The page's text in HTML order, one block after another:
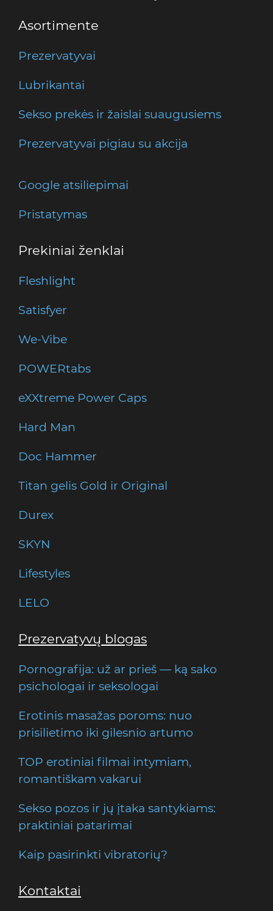
Asortimente
Prezervatyvai
Lubrikantai
Sekso prekės ir žaislai suaugusiems
Prezervatyvai pigiau su akcija
Google atsiliepimai
Pristatymas
Prekiniai ženklai
Fleshlight
Satisfyer
We-Vibe
POWERtabs
eXXtreme Power Caps
Hard Man
Doc Hammer
Titan gelis Gold ir Original
Durex
SKYN
Lifestyles
LELO
Prezervatyvų blogas
Pornografija: už ar prieš — ką sako
psichologai ir seksologai
Erotinis masažas poroms: nuo
prisilietimo iki gilesnio artumo
TOP erotiniai filmai intymiam,
romantiškam vakarui
Sekso pozos ir jų įtaka santykiams:
praktiniai patarimai
Kaip pasirinkti vibratorių?
Kontaktai